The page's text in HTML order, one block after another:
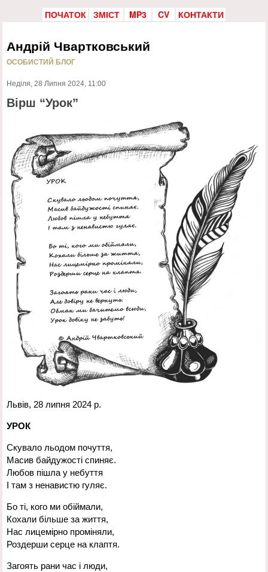
ПОЧАТОК ЗМІСТ MP3 CV КОНТАКТИ
Андрій Чвартковський
ОСОБИСТИЙ БЛОГ
Вірш “Урок”
Неділя, 28 Липня 2024, 11:00
Львів, 28 липня 2024 р.
УРОК
Скувало льодом почуття,
Масив байдужості спиняє.
Любов пішла у небуття
І там з ненавистю гуляє.
Бо ті, кого ми обіймали,
Кохали більше за життя,
Нас лицемірно проміняли,
Роздерши серце на клаптя.
Загоять рани час і люди,